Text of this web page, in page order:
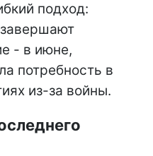
подход:
- в июне,
потребность в
из-за войны.